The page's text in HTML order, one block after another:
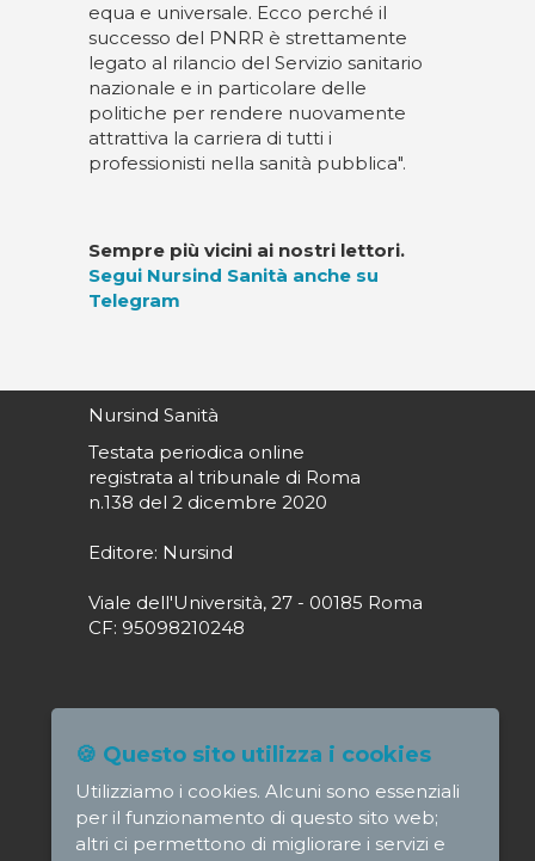
equa e universale. Ecco perché il
successo del PNRR è strettamente
legato al rilancio del Servizio sanitario
nazionale e in particolare delle
politiche per rendere nuovamente
attrattiva la carriera di tutti i
professionisti nella sanità pubblica".
Sempre più vicini ai nostri lettori.
Segui Nursind Sanità anche su
Telegram
Nursind Sanità
Testata periodica online
registrata al tribunale di Roma
n.138 del 2 dicembre 2020
Editore: Nursind
Viale dell'Università, 27 - 00185 Roma
CF: 95098210248
Direttore responsabile: Paola Alagia
direttore@nursindsanita.it
Redazione: redazione@nursindsanita.it
🍪 Questo sito utilizza i cookies
Utilizziamo i cookies. Alcuni sono essenziali
per il funzionamento di questo sito web;
altri ci permettono di migliorare i servizi e